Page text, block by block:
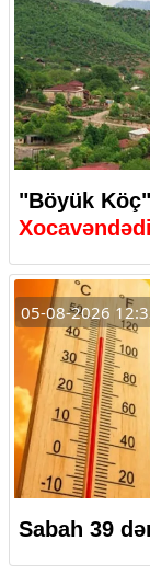
"Böyük
05-08-2026
Sabah 39